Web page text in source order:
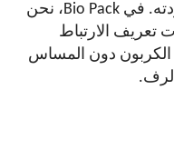
البيئي مع حماية نضارة المنتج وجودته. في Bio Pack، نحن
الارتباط
الكربون دون المساس
الرف.